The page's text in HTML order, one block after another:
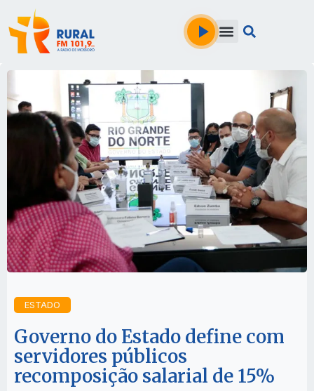
ESTADO
Governo do Estado define com
servidores públicos
recomposição salarial de 15%